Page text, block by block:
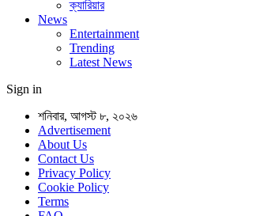
ক্যারিয়ার
News
Entertainment
Trending
Latest News
Sign in
শনিবার, আগস্ট ৮, ২০২৬
Advertisement
About Us
Contact Us
Privacy Policy
Cookie Policy
Terms